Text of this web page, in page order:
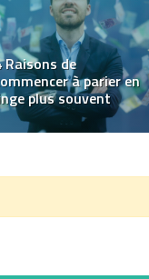
ce qu’un serveur
?